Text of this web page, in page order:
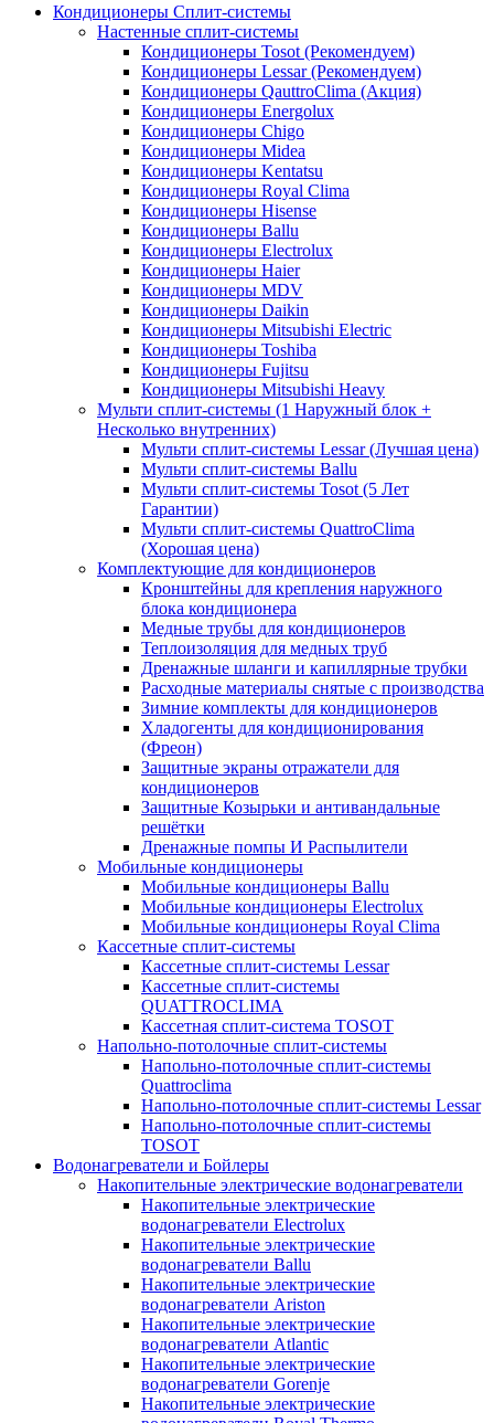
Кондиционеры Сплит-системы
Настенные сплит-системы
Кондиционеры Tosot (Рекомендуем)
Кондиционеры Lessar (Рекомендуем)
Кондиционеры QauttroClima (Акция)
Кондиционеры Energolux
Кондиционеры Chigo
Кондиционеры Midea
Кондиционеры Kentatsu
Кондиционеры Royal Clima
Кондиционеры Hisense
Кондиционеры Ballu
Кондиционеры Electrolux
Кондиционеры Haier
Кондиционеры MDV
Кондиционеры Daikin
Кондиционеры Mitsubishi Electric
Кондиционеры Toshiba
Кондиционеры Fujitsu
Кондиционеры Mitsubishi Heavy
Мульти сплит-системы (1 Наружный блок +
Несколько внутренних)
Мульти сплит-системы Lessar (Лучшая цена)
Мульти сплит-системы Ballu
Мульти сплит-системы Tosot (5 Лет
Гарантии)
Мульти сплит-системы QuattroClima
(Хорошая цена)
Комплектующие для кондиционеров
Кронштейны для крепления наружного
блока кондиционера
Медные трубы для кондиционеров
Теплоизоляция для медных труб
Дренажные шланги и капиллярные трубки
Расходные материалы снятые с производства
Зимние комплекты для кондиционеров
Хладогенты для кондиционирования
(Фреон)
Защитные экраны отражатели для
кондиционеров
Защитные Козырьки и антивандальные
решётки
Дренажные помпы И Распылители
Мобильные кондиционеры
Мобильные кондиционеры Ballu
Мобильные кондиционеры Electrolux
Мобильные кондиционеры Royal Clima
Кассетные сплит-системы
Кассетные сплит-системы Lessar
Кассетные сплит-системы
QUATTROCLIMA
Кассетная сплит-система TOSOT
Напольно-потолочные сплит-системы
Напольно-потолочные сплит-системы
Quattroclima
Напольно-потолочные сплит-системы Lessar
Напольно-потолочные сплит-системы
TOSOT
Водонагреватели и Бойлеры
Накопительные электрические водонагреватели
Накопительные электрические
водонагреватели Electrolux
Накопительные электрические
водонагреватели Ballu
Накопительные электрические
водонагреватели Ariston
Накопительные электрические
водонагреватели Atlantic
Накопительные электрические
водонагреватели Gorenje
Накопительные электрические